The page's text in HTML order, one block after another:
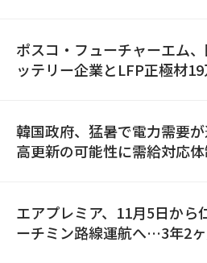
ポスコ・フューチャーエム
ッテリー企業とLFP正極材
韓国政府、猛暑で電力需要
高更新の可能性に需給対応
エアプレミア、11月5日から
ーチミン路線運航へ…3年2